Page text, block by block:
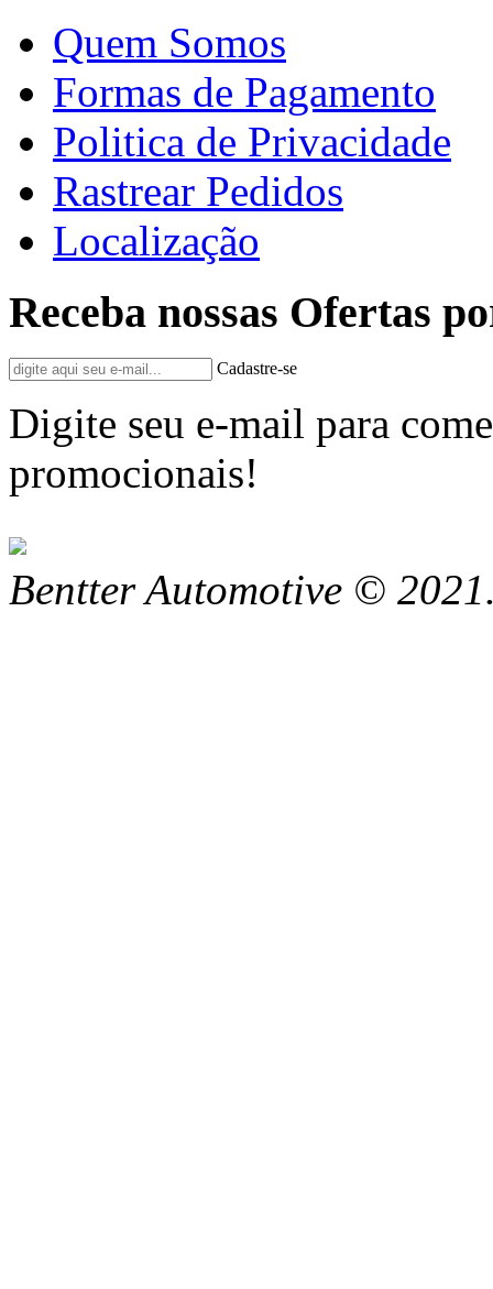
Quem Somos
Formas de Pagamento
Politica de Privacidade
Rastrear Pedidos
Localização
Receba nossas Ofertas
Cadastre-se
Digite seu e-mail para
promocionais!
Bentter Automotive ©